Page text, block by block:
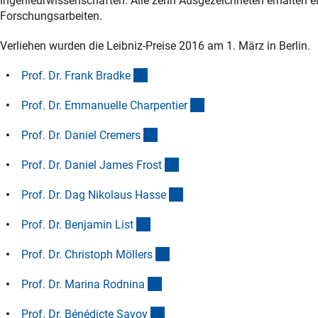
Forschungsarbeiten.
Verliehen wurden die Leibniz-Preise 2016 am 1. März in Berlin.
Prof. Dr. Frank Bradke
Prof. Dr. Emmanuelle Charpentier
Prof. Dr. Daniel Cremers
Prof. Dr. Daniel James Frost
Prof. Dr. Dag Nikolaus Hasse
Prof. Dr. Benjamin List
Prof. Dr. Christoph Möllers
Prof. Dr. Marina Rodnina
Prof. Dr. Bénédicte Savoy